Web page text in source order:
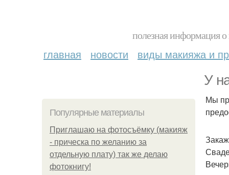
полезная информация
главная новости виды макияжа и
У
Популярные материалы
Приглашаю на фотосъёмку (макияж
- прическа по желанию за
отдельную плату) так же делаю
фотокнигу!
Мы